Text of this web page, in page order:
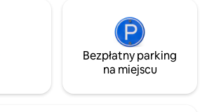
Bezpłatny parking
na miejscu